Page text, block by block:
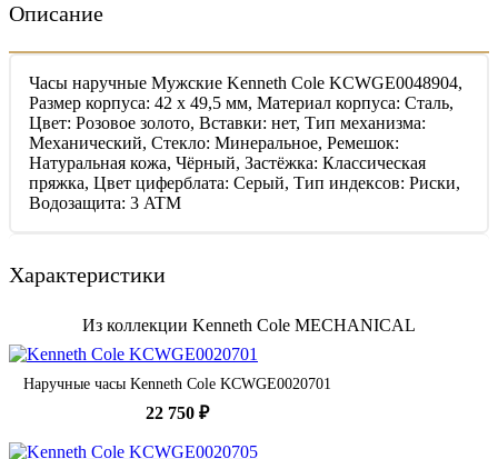
Описание
Часы наручные Мужские Kenneth Cole KCWGE0048904,
Размер корпуса: 42 х 49,5 мм, Материал корпуса: Сталь,
Цвет: Розовое золото, Вставки: нет, Тип механизма:
Механический, Стекло: Минеральное, Ремешок:
Натуральная кожа, Чёрный, Застёжка: Классическая
пряжка, Цвет циферблата: Серый, Тип индексов: Риски,
Водозащита: 3 ATM
Характеристики
Из коллекции Kenneth Cole MECHANICAL
Наручные часы Kenneth Cole KCWGE0020701
22 750 ₽